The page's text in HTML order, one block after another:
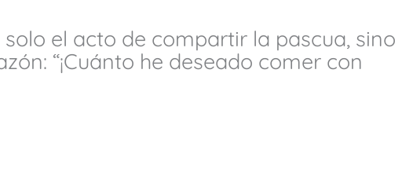
el acto de compartir la pascua, sino
“¡Cuánto he deseado comer con